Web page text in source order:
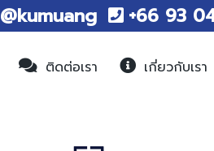
@kumuang +66 93
ติดต่อเรา เกี่ยวกับเรา